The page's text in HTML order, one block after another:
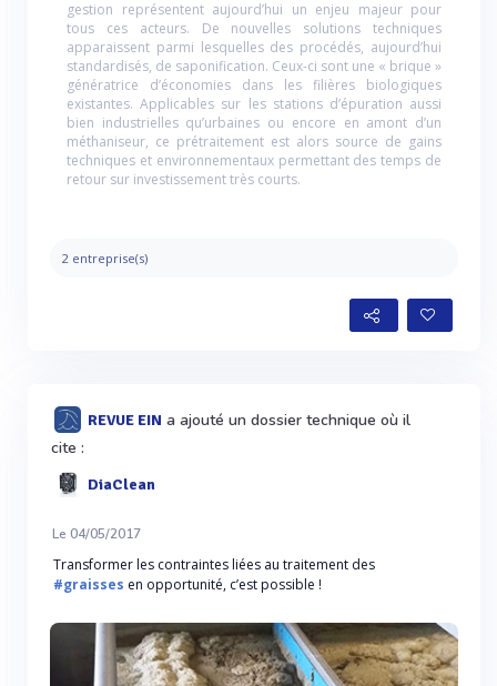
gestion représentent aujourd’hui un enjeu majeur pour
tous ces acteurs. De nouvelles solutions techniques
apparaissent parmi lesquelles des procédés, aujourd’hui
standardisés, de saponification. Ceux-ci sont une « brique »
génératrice d’économies dans les filières biologiques
existantes. Applicables sur les stations d’épuration aussi
bien industrielles qu’urbaines ou encore en amont d’un
méthaniseur, ce prétraitement est alors source de gains
techniques et environnementaux permettant des temps de
retour sur investissement très courts.
2 entreprise(s)
REVUE EIN a ajouté un dossier technique où il
cite :
DiaClean
Le 04/05/2017
Transformer les contraintes liées au traitement des
#graisses en opportunité, c’est possible !